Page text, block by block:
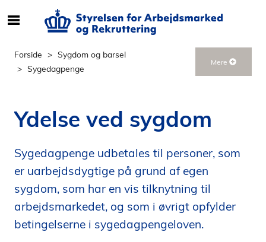
e
r
n
d
h
o
l
d
Forside
Sygdom og barsel
Sygedagpenge
Mere
Ydelse ved sygdom
Sygedagpenge udbetales til personer, som
er uarbejdsdygtige på grund af egen
sygdom, som har en vis tilknytning til
arbejdsmarkedet, og som i øvrigt opfylder
betingelserne i sygedagpengeloven.